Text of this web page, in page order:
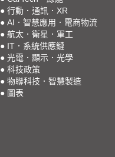
● 行動．通訊．XR
● AI．智慧應用．電商物流
● 航太．衛星．軍工
● IT．系統供應鏈
● 光電．顯示．光學
● 科技政策
● 物聯科技．智慧製造
● 圖表